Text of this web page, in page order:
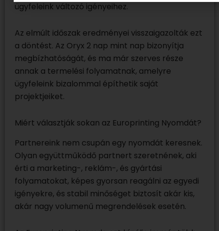
ügyfeleink változó igényeihez.
Az elmúlt időszak eredményei visszaigazolták ezt
a döntést. Az Oryx 2 nap mint nap bizonyítja
megbízhatóságát, és ma már szerves része
annak a termelési folyamatnak, amelyre
ügyfeleink bizalommal építhetik saját
projektjeiket.
Miért választják sokan az Europrinting Nyomdát?
Partnereink nem csupán egy nyomdát keresnek.
Olyan együttműködő partnert szeretnének, aki
érti a marketing-, reklám-, és gyártási
folyamatokat, képes gyorsan reagálni az egyedi
igényekre, és stabil minőséget biztosít akár kis,
akár nagy volumenű megrendelések esetén.